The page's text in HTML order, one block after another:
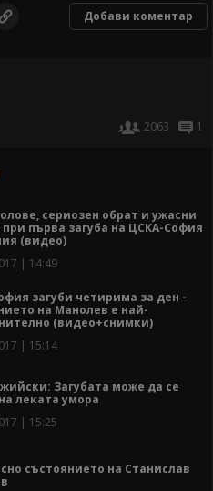
Добави коментар
2063
1
сериозен обрат и ужасни
първа загуба на ЦСКА-София
(видео)
| 14:49
загуби четирима за ден -
на Манолев е най-
(видео+снимки)
| 15:14
Загубата може да се
леката умора
| 15:25
състоянието на Станислав